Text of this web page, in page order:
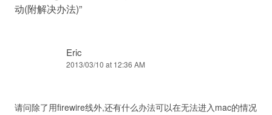
动(附解决办法)”
Eric
2013/03/10 at 12:36 AM
请问除了用firewire线外,还有什么办法可以在无法进入mac的情况